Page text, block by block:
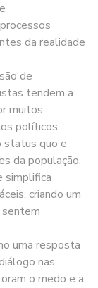
da realidade
de
tendem a
muitos
políticos
status quo e
da população.
simplifica
criando um
sentem
uma resposta
nas
o medo e a